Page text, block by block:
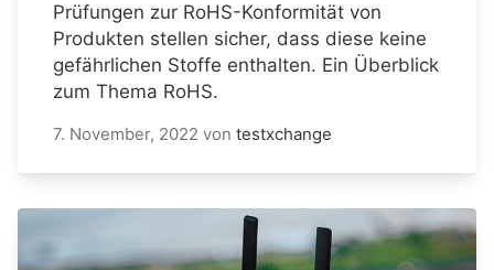
Prüfungen zur RoHS-Konformität von
Produkten stellen sicher, dass diese keine
gefährlichen Stoffe enthalten. Ein Überblick
zum Thema RoHS.
7. November, 2022 von testxchange